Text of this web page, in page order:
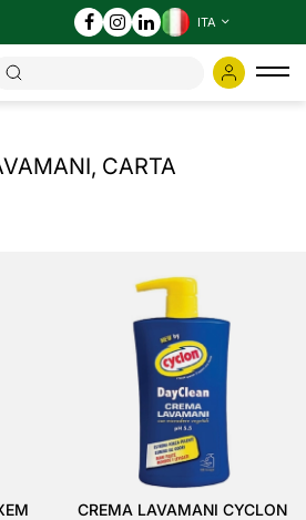
ITA
CARTA
CREMA LAVAMANI CYCLON